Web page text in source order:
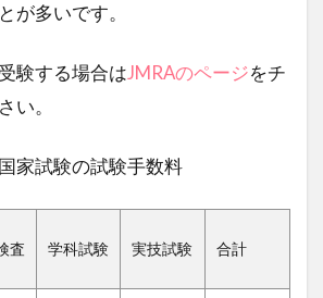
が多いです。
験する場合はJMRAのページをチ
い。
家試験の試験手数料
査 学科試験 実技試験 合計